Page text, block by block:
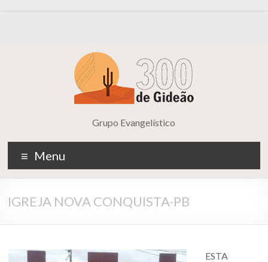
Grupo Evangelístico
Menu
IGREJA NOVA CONQUISTA-PB
ESTA